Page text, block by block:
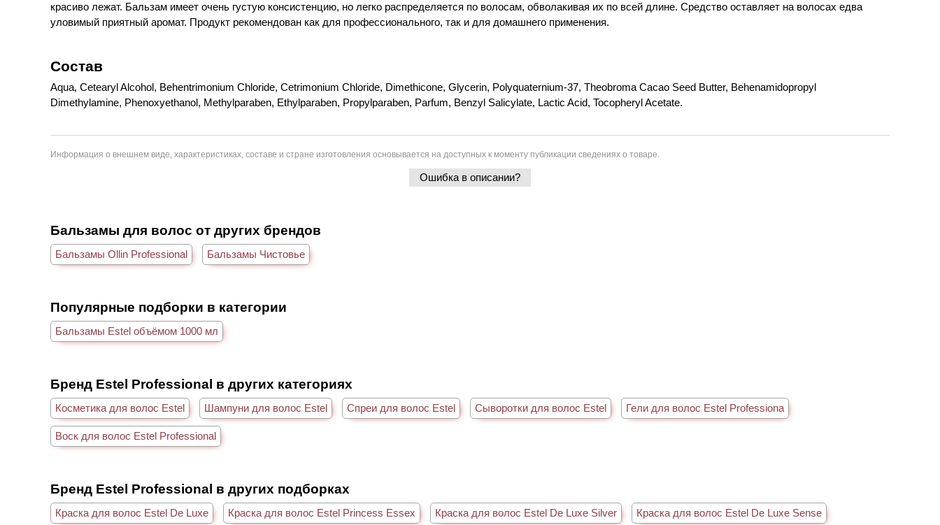
красиво лежат. Бальзам имеет очень густую консистенцию, но легко распределяется по волосам, обволакивая их по всей длине. Средство оставляет на волосах едва
уловимый приятный аромат. Продукт рекомендован как для профессионального, так и для домашнего применения.
Состав
Aqua, Cetearyl Alcohol, Behentrimonium Chloride, Cetrimonium Chloride, Dimethicone, Glycerin, Polyquaternium-37, Theobroma Cacao Seed Butter, Behenamidopropyl
Dimethylamine, Phenoxyethanol, Methylparaben, Ethylparaben, Propylparaben, Parfum, Benzyl Salicylate, Lactic Acid, Tocopheryl Acetate.
Информация о внешнем виде, характеристиках, составе и стране изготовления основывается на доступных к моменту публикации сведениях о товаре.
Ошибка в описании?
Бальзамы для волос от других брендов
Бальзамы Ollin Professional Бальзамы Чистовье
Популярные подборки в категории
Бальзамы Estel объёмом 1000 мл
Бренд Estel Professional в других категориях
Косметика для волос Estel Шампуни для волос Estel Спреи для волос Estel Сыворотки для волос Estel Гели для волос Estel Professiona
Воск для волос Estel Professional
Бренд Estel Professional в других подборках
Краска для волос Estel De Luxe Краска для волос Estel Princess Essex Краска для волос Estel De Luxe Silver Краска для волос Estel De Luxe Sense